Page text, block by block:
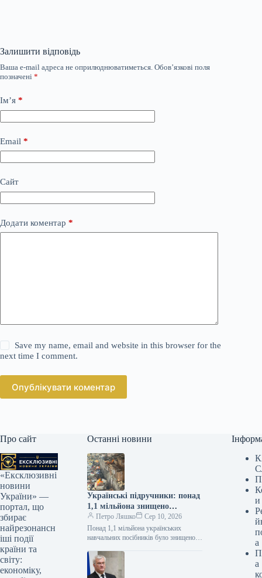
Залишити відповідь
Ваша e-mail адреса не оприлюднюватиметься. Обов’язкові поля
позначені *
Ім’я *
Email *
Сайт
Додати коментар *
Save my name, email and website in this browser for the
next time I comment.
Опублікувати коментар
Про сайт
«Ексклюзивні
новини
України» —
портал, що
збирає
найрезонансн
іші події
країни та
світу:
економіку,
Останні новини
Українські підручники: понад
1,1 мільйона знищено
російськими ударами
Петро Ляшко
Сер 10, 2026
Понад 1,1 мільйона українських
навчальних посібників було знищено
освіти і науки Андрій Бутенко
повідомив цю інформацію…
и
а
а